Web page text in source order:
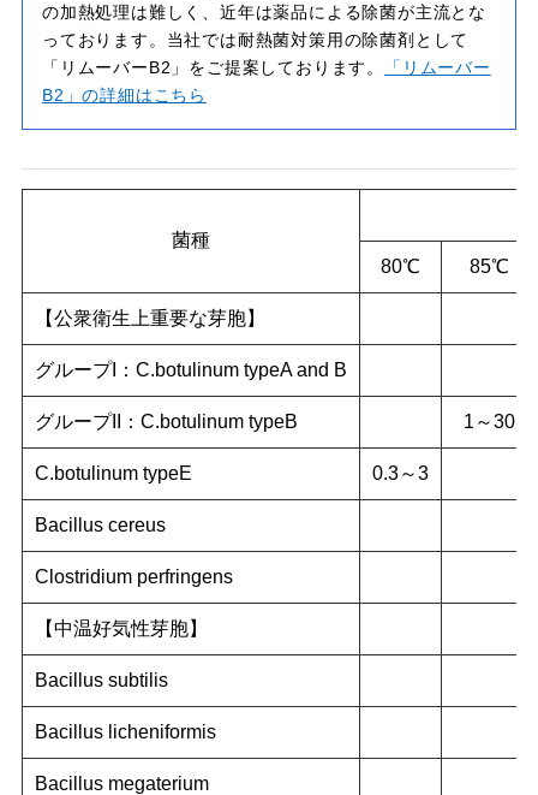
の加熱処理は難しく、近年は薬品による除菌が主流とな
っております。当社では耐熱菌対策用の除菌剤として
「リムーバーB2」をご提案しております。
「リムーバー
B2」の詳細はこちら
菌種
80℃
85℃
【公衆衛生上重要な芽胞】
グループI：C.botulinum typeA and B
グループII：C.botulinum typeB 1～30
C.botulinum typeE 0.3～3
Bacillus cereus
Clostridium perfringens
【中温好気性芽胞】
Bacillus subtilis
Bacillus licheniformis
Bacillus megaterium